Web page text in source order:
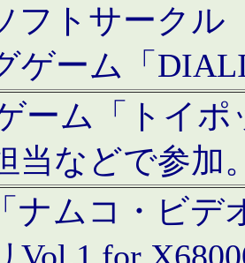
フトサークル
ゲーム「
ーム「トイ
当などで参加
ナムコ・ビデ